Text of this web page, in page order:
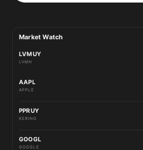
Market Watch
LVMUY
LVMH
AAPL
APPLE
PPRUY
KERING
GOOGL
GOOGLE